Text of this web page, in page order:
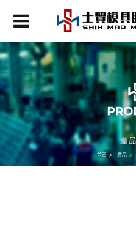
首頁 產品